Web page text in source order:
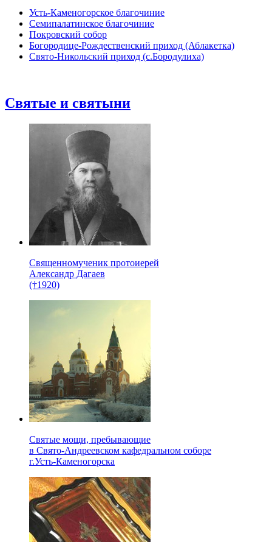
Усть-Каменогорское благочиние
Семипалатинское благочиние
Покровский собор
Богородице-Рождественский приход (Аблакетка)
Свято-Никольский приход (с.Бородулиха)
Святые и святыни
Священномученик протоиерей
Александр Дагаев
(†1920)
Святые мощи, пребывающие
в Свято-Андреевском кафедральном соборе
г.Усть-Каменогорска